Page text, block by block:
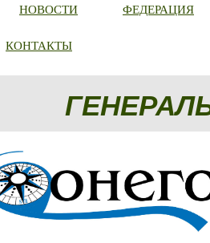
НОВОСТИ ФЕДЕРАЦИЯ
КОНТАКТЫ